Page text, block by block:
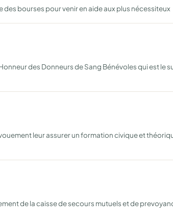
bourses pour venir en aide aux plus nécessiteux
des Donneurs de Sang Bénévoles qui est le
leur assurer un formation civique et
de la caisse de secours mutuels et de